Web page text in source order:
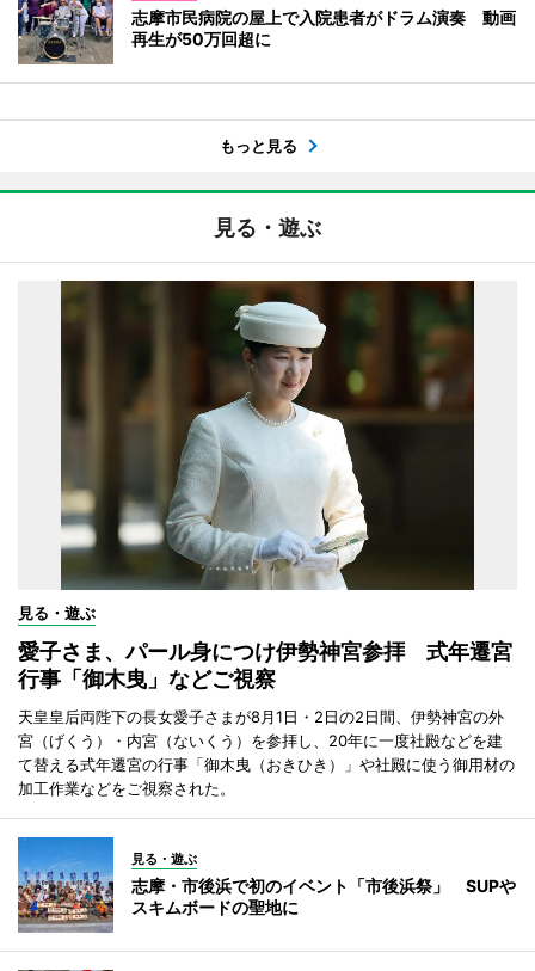
志摩市民病院の屋上で入院患者がドラム演奏 動画
再生が50万回超に
もっと見る
見る・遊ぶ
見る・遊ぶ
愛子さま、パール身につけ伊勢神宮参拝 式年遷宮
行事「御木曳」などご視察
天皇皇后両陛下の長女愛子さまが8月1日・2日の2日間、伊勢神宮の外
宮（げくう）・内宮（ないくう）を参拝し、20年に一度社殿などを建
て替える式年遷宮の行事「御木曳（おきひき）」や社殿に使う御用材の
加工作業などをご視察された。
見る・遊ぶ
志摩・市後浜で初のイベント「市後浜祭」 SUPや
スキムボードの聖地に